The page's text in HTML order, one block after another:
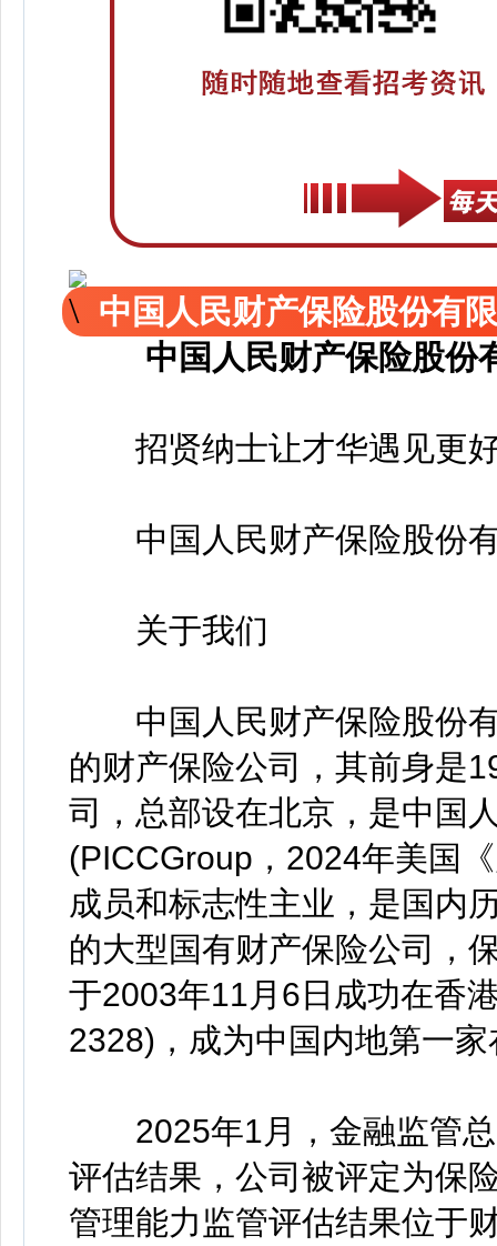
中国人民财产保险股份有
中国人民财产保险股份
招贤纳士让才华遇见更好
中国人民财产保险股份有
关于我们
中国人民财产保险股份有
的财产保险公司，其前身是
司，总部设在北京，是中国
(PICCGroup，2024年美国
成员和标志性主业，是国内
的大型国有财产保险公司，
于2003年11月6日成功在香
2328)，成为中国内地第一
2025年1月，金融监管总
评估结果，公司被评定为保
管理能力监管评估结果位于